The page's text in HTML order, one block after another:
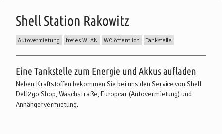
Shell Station Rakowitz
Autovermietung freies WLAN WC öffentlich Tankstelle
Beschreibung
Eine Tankstelle zum Energie und Akkus aufladen
Neben Kraftstoffen bekommen Sie bei uns den Service von Shell
Deli2go Shop, Waschstraße, Europcar (Autovermietung) und
Anhängervermietung.